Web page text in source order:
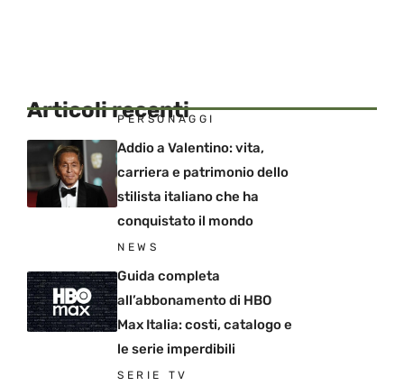
Articoli recenti
PERSONAGGI
Addio a Valentino: vita,
carriera e patrimonio dello
stilista italiano che ha
conquistato il mondo
NEWS
Guida completa
all’abbonamento di HBO
Max Italia: costi, catalogo e
le serie imperdibili
SERIE TV